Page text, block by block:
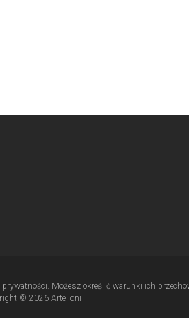
Możesz określić warunki ich
© 2026 Artelioni